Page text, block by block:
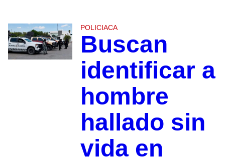
POLICIACA
Buscan
identificar a
hombre
hallado sin
vida en